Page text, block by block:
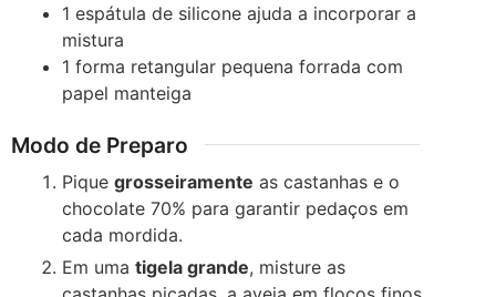
1 espátula de siliconeajuda a incorporar a
mistura
1 forma retangular pequenaforrada com
papel manteiga
Modo de Preparo
Piquegrosseiramente as castanhas e o
chocolate 70% para garantir pedaços em
cada mordida.
Em umatigela grande, misture as